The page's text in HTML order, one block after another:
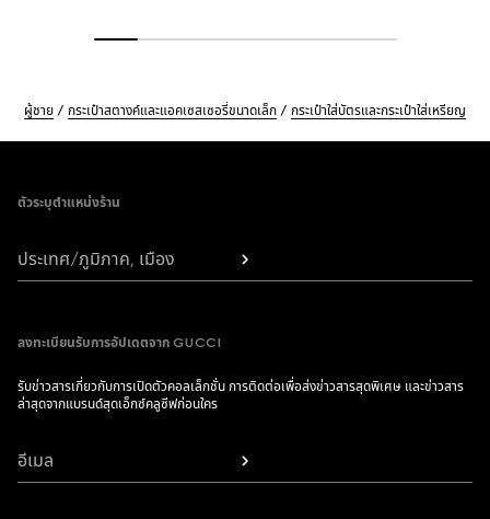
ผู้ชาย กระเป๋าสตางค์และแอคเซสเซอรี่ขนาดเล็ก กระเป๋าใส่บัตรและกระเป๋าใส่เหรียญ
ตัวระบุตำแหน่งร้าน
ประเทศ/ภูมิภาค, เมือง
ลงทะเบียนรับการอัปเดตจาก GUCCI
รับข่าวสารเกี่ยวกับการเปิดตัวคอลเล็กชั่น การติดต่อเพื่อส่งข่าวสารสุดพิเศษ และข่าวสาร
ล่าสุดจากแบรนด์สุดเอ็กซ์คลูซีฟก่อนใคร
อีเมล